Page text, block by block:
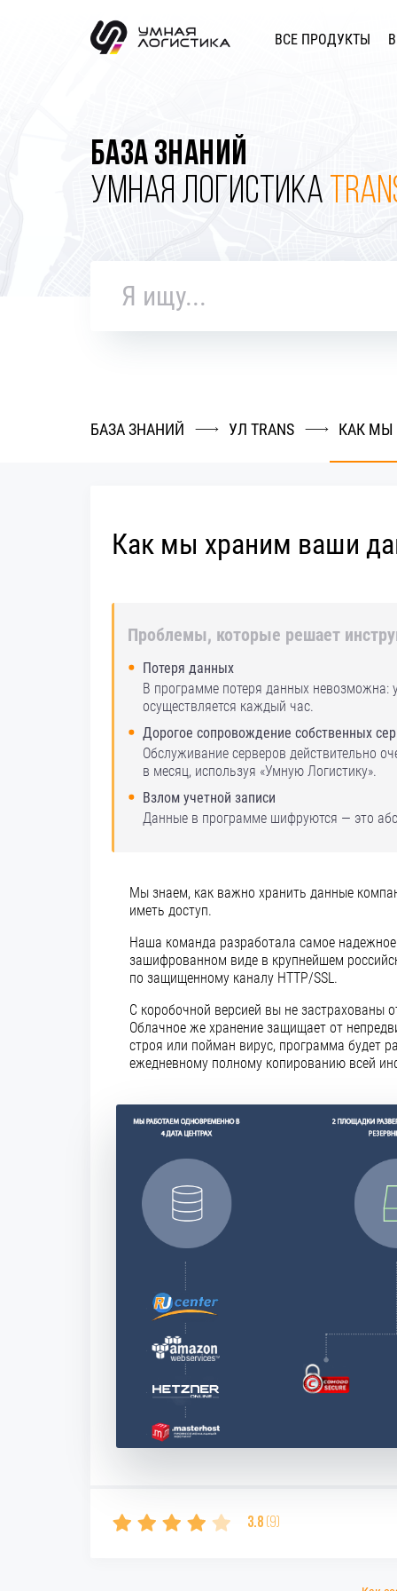
ВСЕ ПРОДУКТЫ
БАЗА ЗНАНИЙ
УМНАЯ ЛОГИСТИКА
БАЗА ЗНАНИЙ УЛ TRANS КАК МЫ
Как мы храним ваши
Проблемы, которые решает
Потеря данных
В программе потеря данных невозможна:
осуществляется каждый час.
Дорогое сопровождение собственных
Обслуживание серверов действительно
в месяц, используя «Умную Логистику».
Взлом учетной записи
Данные в программе шифруются — это
Мы знаем, как важно хранить данные
иметь доступ.
Наша команда разработала самое
зашифрованном виде в крупнейшем
по защищенному каналу HTTP/SSL.
С коробочной версией вы не застрахованы
Облачное же хранение защищает от
строя или пойман вирус, программа будет
ежедневному полному копированию всей
3.8 (9)